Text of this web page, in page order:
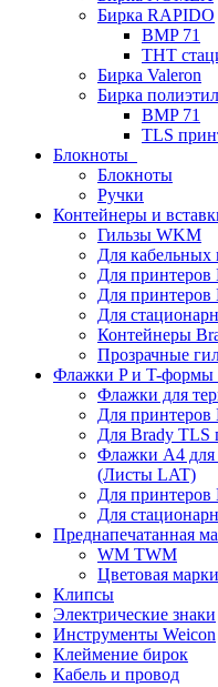
Бирка RAPIDO
BMP 71
THT
Бирка Valeron
Бирка
BMP 71
TLS
Блокноты
Блокноты
Ручки
Контейнеры и
Гильзы WKM
Для кабельных
Для принтеров
Для принтеров
Для
Контейнеры
Прозрачные
Флажки P и T-формы
Флажки для
Для
Для Brady TLS
Флажки A4 для
(Листы LAT)
Для принтеров
Для
Преднапечатанная
WM TWM
Цветовая
Клипсы
Электрические знаки
Инструменты Weicon
Клеймение бирок
Кабель и провод